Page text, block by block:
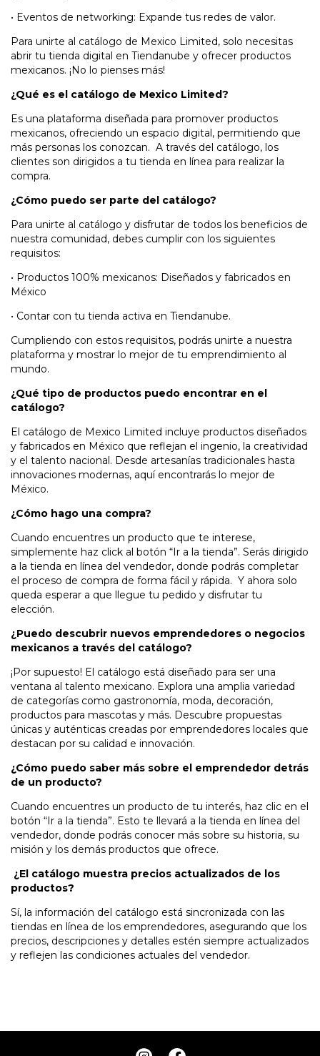
• Eventos de networking: Expande tus redes de valor.
Para unirte al catálogo de Mexico Limited, solo necesitas
abrir tu tienda digital en Tiendanube y ofrecer productos
mexicanos. ¡No lo pienses más!
¿Qué es el catálogo de Mexico Limited?
Es una plataforma diseñada para promover productos
mexicanos, ofreciendo un espacio digital, permitiendo que
más personas los conozcan. A través del catálogo, los
clientes son dirigidos a tu tienda en línea para realizar la
compra.
¿Cómo puedo ser parte del catálogo?
Para unirte al catálogo y disfrutar de todos los beneficios de
nuestra comunidad, debes cumplir con los siguientes
requisitos:
• Productos 100% mexicanos: Diseñados y fabricados en
México
• Contar con tu tienda activa en Tiendanube.
Cumpliendo con estos requisitos, podrás unirte a nuestra
plataforma y mostrar lo mejor de tu emprendimiento al
mundo.
¿Qué tipo de productos puedo encontrar en el
catálogo?
El catálogo de Mexico Limited incluye productos diseñados
y fabricados en México que reflejan el ingenio, la creatividad
y el talento nacional. Desde artesanías tradicionales hasta
innovaciones modernas, aquí encontrarás lo mejor de
México.
¿Cómo hago una compra?
Cuando encuentres un producto que te interese,
simplemente haz click al botón “Ir a la tienda”. Serás dirigido
a la tienda en línea del vendedor, donde podrás completar
el proceso de compra de forma fácil y rápida. Y ahora solo
queda esperar a que llegue tu pedido y disfrutar tu
elección.
¿Puedo descubrir nuevos emprendedores o negocios
mexicanos a través del catálogo?
¡Por supuesto! El catálogo está diseñado para ser una
ventana al talento mexicano. Explora una amplia variedad
de categorías como gastronomía, moda, decoración,
productos para mascotas y más. Descubre propuestas
únicas y auténticas creadas por emprendedores locales que
destacan por su calidad e innovación.
¿Cómo puedo saber más sobre el emprendedor detrás
de un producto?
Cuando encuentres un producto de tu interés, haz clic en el
botón “Ir a la tienda”. Esto te llevará a la tienda en línea del
vendedor, donde podrás conocer más sobre su historia, su
misión y los demás productos que ofrece.
¿El catálogo muestra precios actualizados de los
productos?
Sí, la información del catálogo está sincronizada con las
tiendas en línea de los emprendedores, asegurando que los
precios, descripciones y detalles estén siempre actualizados
y reflejen las condiciones actuales del vendedor.